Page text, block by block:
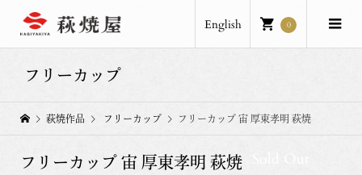
English 0
フリーカップ
萩焼作品 フリーカップ フリーカップ 宙 厚東孝明 萩焼
フリーカップ 宙 厚東孝明 萩焼